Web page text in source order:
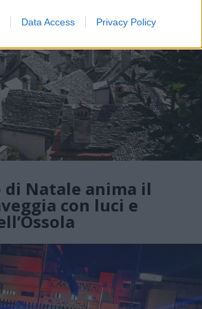
Data Access Privacy Policy
Natale anima il
con luci e